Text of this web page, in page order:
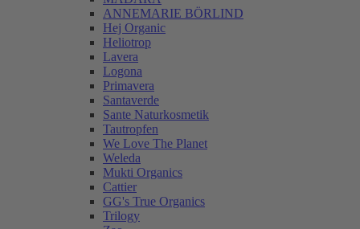
ANNEMARIE BÖRLIND
Hej Organic
Heliotrop
Lavera
Logona
Primavera
Santaverde
Sante Naturkosmetik
Tautropfen
We Love The Planet
Weleda
Mukti Organics
Cattier
GG's True Organics
Trilogy